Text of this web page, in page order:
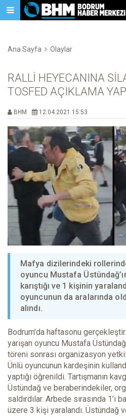
Ana Sayfa Olaylar
RALLİ HEYECANINA
TOSFED AÇIKLAMA
BHM 12.04.2021 15:53
Mafya dizilerindeki
oyuncu Mustafa
karıştığı ve 1 kişinin
oyuncunun da aralarında
alındı.
Bodrum'da haftasonu
yarışan oyuncu Mustafa
töreni sonrası organizasyon
Ünlü oyuncunun kardeşinin
yaptığı öğrenildi. Tartışmanın
Üstündağ ve beraberindekiler,
saldırdılar. Arbede sırasında 1’i
üzere 3 kişi yaralandı. Üstündağ